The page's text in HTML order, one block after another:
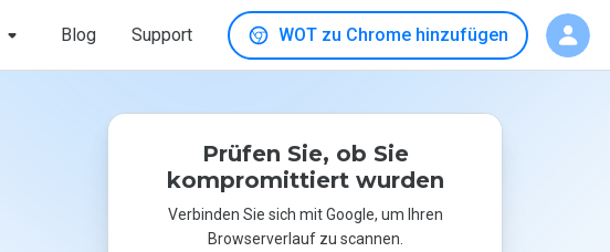
Blog Support WOT zu Chrome hinzufügen
Prüfen Sie, ob Sie
kompromittiert wurden
Verbinden Sie sich mit Google, um Ihren
Browserverlauf zu scannen.